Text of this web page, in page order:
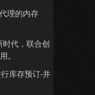
理的内存
代，联合创
。
库存预订-并